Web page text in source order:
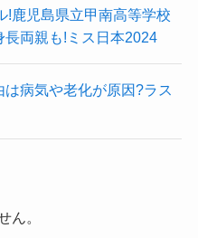
!鹿児島県立甲南高等学校
両親も!ミス日本2024
病気や老化が原因?ラス
ん。